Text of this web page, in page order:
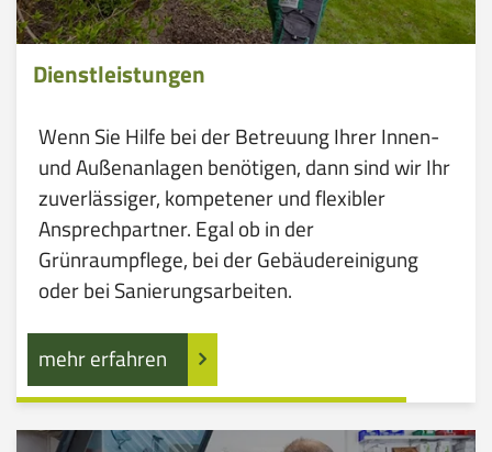
Dienstleistungen
Wenn Sie Hilfe bei der Betreuung Ihrer Innen-
und Außenanlagen benötigen, dann sind wir Ihr
zuverlässiger, kompetener und flexibler
Ansprechpartner. Egal ob in der
Grünraumpflege, bei der Gebäudereinigung
oder bei Sanierungsarbeiten.
mehr erfahren